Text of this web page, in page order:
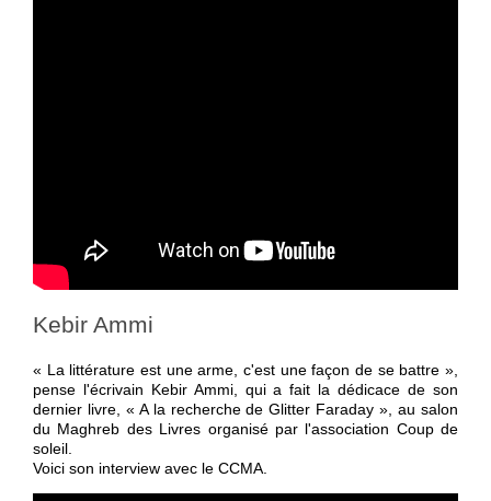
Kebir Ammi
« La littérature est une arme, c'est une façon de se battre »,
pense l'écrivain Kebir Ammi, qui a fait la dédicace de son
dernier livre, « A la recherche de Glitter Faraday », au salon
du Maghreb des Livres organisé par l'association Coup de
soleil.
Voici son interview avec le CCMA.